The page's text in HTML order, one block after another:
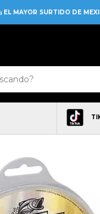
¡ EL MAYOR SURTIDO DE